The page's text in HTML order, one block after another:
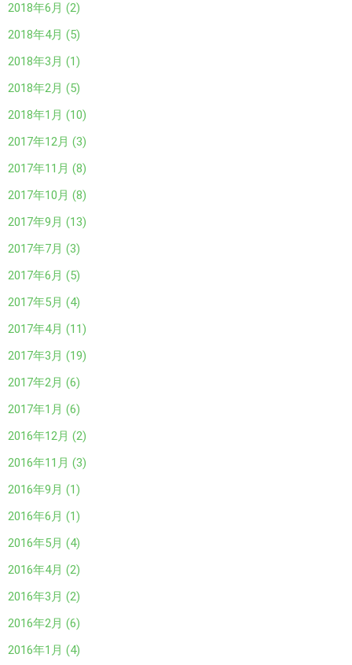
2018年6月 (2)
2018年4月 (5)
2018年3月 (1)
2018年2月 (5)
2018年1月 (10)
2017年12月 (3)
2017年11月 (8)
2017年10月 (8)
2017年9月 (13)
2017年7月 (3)
2017年6月 (5)
2017年5月 (4)
2017年4月 (11)
2017年3月 (19)
2017年2月 (6)
2017年1月 (6)
2016年12月 (2)
2016年11月 (3)
2016年9月 (1)
2016年6月 (1)
2016年5月 (4)
2016年4月 (2)
2016年3月 (2)
2016年2月 (6)
2016年1月 (4)